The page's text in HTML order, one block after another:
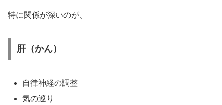
特に関係が深いのが、
肝（かん）
自律神経の調整
気の巡り